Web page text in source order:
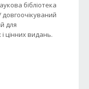
бібліотека
для
цінних видань.